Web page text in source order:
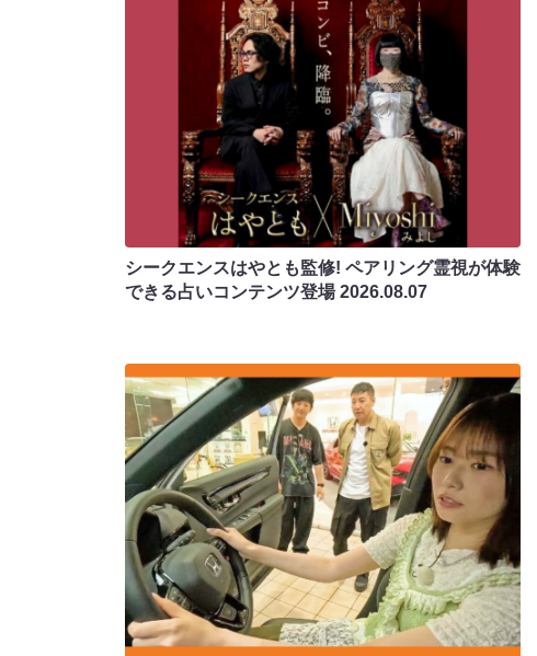
シークエンスはやとも監修! ペアリング霊視が体験
できる占いコンテンツ登場2026.08.07